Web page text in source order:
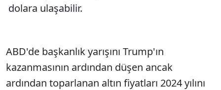
dolara ulaşabilir.
ABD'de başkanlık yarışını Trump'ın
kazanmasının ardından düşen ancak
ardından toparlanan altın fiyatları 2024 yılını